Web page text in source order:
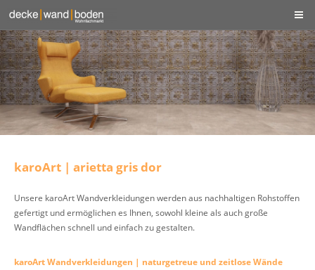
karoArt | arietta gris dor
Unsere karoArt Wandverkleidungen werden aus nachhaltigen Rohstoffen
gefertigt und ermöglichen es Ihnen, sowohl kleine als auch große
Wandflächen schnell und einfach zu gestalten.
karoArt Wandverkleidungen | naturgetreue und zeitlose Wände